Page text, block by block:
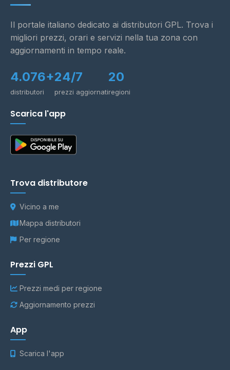
Il portale italiano dedicato ai distributori GPL. Trova i
migliori prezzi, orari e servizi nella tua zona con
aggiornamenti in tempo reale.
4.076+
distributori
24/7
prezzi aggiornati
20
regioni
Scarica l'app
Trova distributore
Vicino a me
Mappa distributori
Per regione
Prezzi GPL
Prezzi medi per regione
Aggiornamento prezzi
App
Scarica l'app